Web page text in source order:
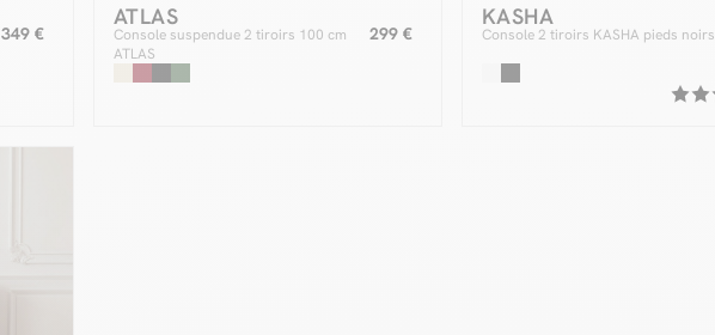
349 €
ATLAS
Console suspendue 2 tiroirs 100 cm
ATLAS
299 €
KASHA
Console 2 tiroirs KASHA pieds noirs